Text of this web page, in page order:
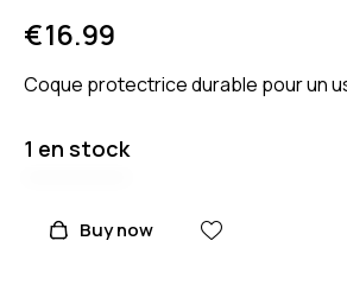
€16.99
Coque protectrice durable pour un
1 en stock
Buy now